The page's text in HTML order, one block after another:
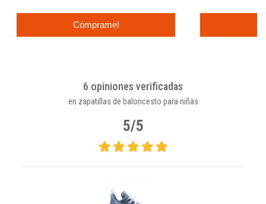
Cómprame!
6 opiniones verificadas
en zapatillas de baloncesto para niñas
5/5